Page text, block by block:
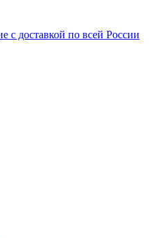
с доставкой по всей России